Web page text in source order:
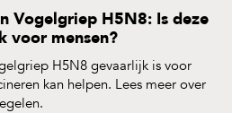
Vogelgriep H5N8: Is deze
voor mensen?
H5N8 gevaarlijk is voor
kan helpen. Lees meer over